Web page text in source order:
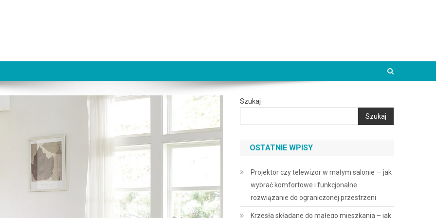
Szukaj
Szukaj
OSTATNIE WPISY
Projektor czy telewizor w małym salonie — jak
wybrać komfortowe i funkcjonalne
rozwiązanie do ograniczonej przestrzeni
Krzesła składane do małego mieszkania – jak